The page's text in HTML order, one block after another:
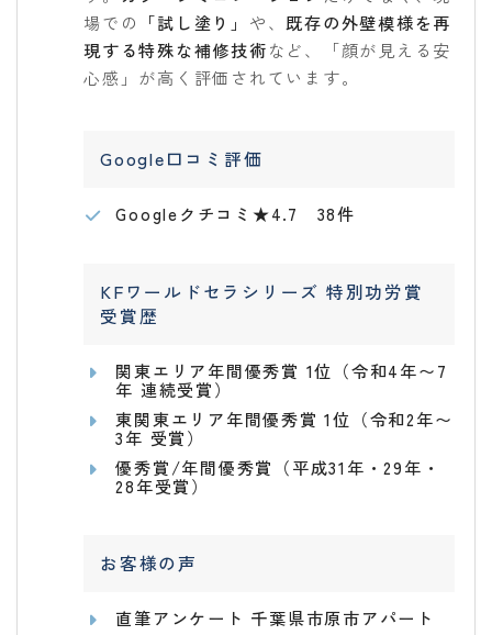
場での 「試し塗り」 や、既存の外壁模様を再
現する特殊な補修技術など、「顔が見える安
心感」が高く評価されています。
Google口コミ評価
Googleクチコミ★4.7 38件
KFワールドセラシリーズ 特別功労賞
受賞歴
関東エリア年間優秀賞 1位（令和4年〜7
年 連続受賞）
東関東エリア年間優秀賞 1位（令和2年〜
3年 受賞）
優秀賞/年間優秀賞（平成31年・29年・
28年受賞）
お客様の声
直筆アンケート 千葉県市原市アパート